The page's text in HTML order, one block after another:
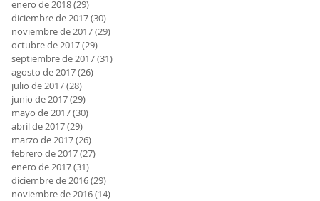
enero de 2018(29)
diciembre de 2017(30)
noviembre de 2017(29)
octubre de 2017(29)
septiembre de 2017(31)
agosto de 2017(26)
julio de 2017(28)
junio de 2017(29)
mayo de 2017(30)
abril de 2017(29)
marzo de 2017(26)
febrero de 2017(27)
enero de 2017(31)
diciembre de 2016(29)
noviembre de 2016(14)